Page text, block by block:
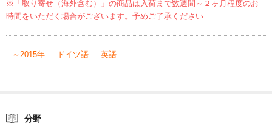
※「取り寄せ（海外含む）」の商品は入荷まで数週間～２ヶ月程度のお
時間をいただく場合がございます。予めご了承ください
～2015年 ドイツ語 英語
分野